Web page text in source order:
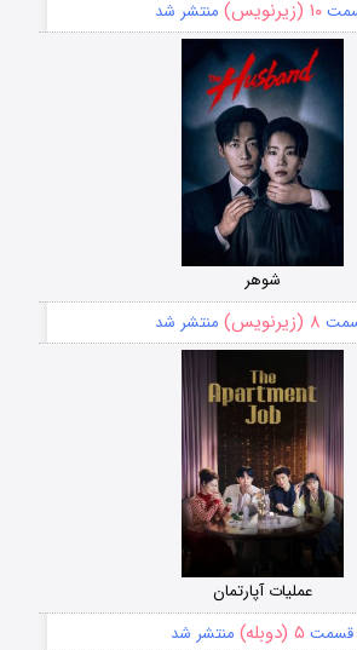
۱۰ (زیرنویس) منتشر شد
شوهر
۸ (زیرنویس) منتشر شد
عملیات آپارتمان
قسمت ۵ (دوبله) منتشر شد